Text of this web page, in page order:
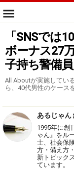
「SNSでは
ボーナス27
子持ち警備員
All Aboutが実施してい
ら、40代男性のケース
あるじゃん
1995年に創
ゃん』をル
士、社会保
方・備え方
新トピック
ています。